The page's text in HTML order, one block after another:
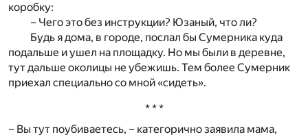
коробку:
– Чего это без инструкции? Юзаный, что ли?
Будь я дома, в городе, послал бы Сумерника куда
подальше и ушел на площадку. Но мы были в деревне,
тут дальше околицы не убежишь. Тем более Сумерник
приехал специально со мной «сидеть».
* * *
– Вы тут поубиваетесь, – категорично заявила мама,